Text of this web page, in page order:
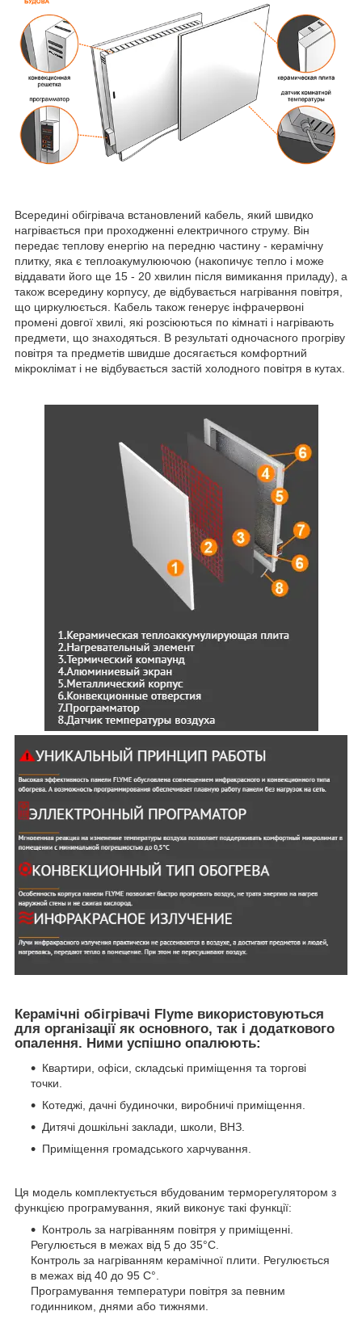
Всередині обігрівача встановлений кабель, який швидко
нагрівається при проходженні електричного струму. Він
передає теплову енергію на передню частину - керамічну
плитку, яка є теплоакумулюючою (накопичує тепло і може
віддавати його ще 15 - 20 хвилин після вимикання приладу), а
також всередину корпусу, де відбувається нагрівання повітря,
що циркулюється. Кабель також генерує інфрачервоні
промені довгої хвилі, які розсіюються по кімнаті і нагрівають
предмети, що знаходяться. В результаті одночасного прогріву
повітря та предметів швидше досягається комфортний
мікроклімат і не відбувається застій холодного повітря в кутах.
Керамічні обігрівачі Flyme використовуються
для організації як основного, так і додаткового
опалення. Ними успішно опалюють:
Квартири, офіси, складські приміщення та торгові
точки.
Котеджі, дачні будиночки, виробничі приміщення.
Дитячі дошкільні заклади, школи, ВНЗ.
Приміщення громадського харчування.
Ця модель комплектується вбудованим терморегулятором з
функцією програмування, який виконує такі функції:
Контроль за нагріванням повітря у приміщенні.
Регулюється в межах від 5 до 35°С.
Контроль за нагріванням керамічної плити. Регулюється
в межах від 40 до 95 С°.
Програмування температури повітря за певним
годинником, днями або тижнями.